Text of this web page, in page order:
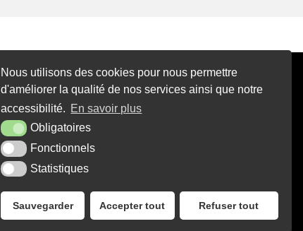
Nous utilisons des cookies pour nous permettre
d'améliorer la qualité de nos services ainsi que notre
accessibilité. En savoir plus
Obligatoires
Fonctionnels
Statistiques
Sauvegarder Accepter tout Refuser tout